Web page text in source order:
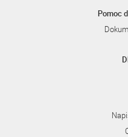
Pomoc